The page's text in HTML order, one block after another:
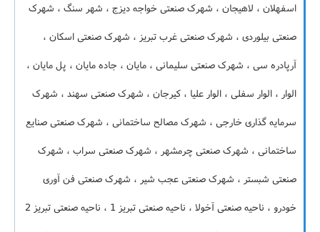
اسفهلان ، لاهیجان ، شهرک صنعتی خواجه دیزج ، شهر سنگ ، شهرک
صنعتی بیلوردی ، شهرک صنعتی غرب تبریز ، شهرک صنعتی اسکان ،
آرپادره سی ، شهرک صنعتی سلیمانی ، مایان ، جاده مایان ، پل مایان ،
الوار ، الوار سفلی ، الوار علیا ، کیرجان ، شهرک صنعتی سهند ، شهرک
سرمایه گذاری خارجی ، شهرک مصالح ساختمانی ، شهرک صنعتی صنایع
ساختمانی ، شهرک صنعتی چرمشهر ، شهرک صنعتی سراب ، شهرک
صنعتی شبستر ، شهرک صنعتی عجب شیر ، شهرک صنعتی فن آوری
خودرو ، ناحیه صنعتی آخولا ، ناحیه صنعتی تبریز 1 ، ناحیه صنعتی تبریز 2